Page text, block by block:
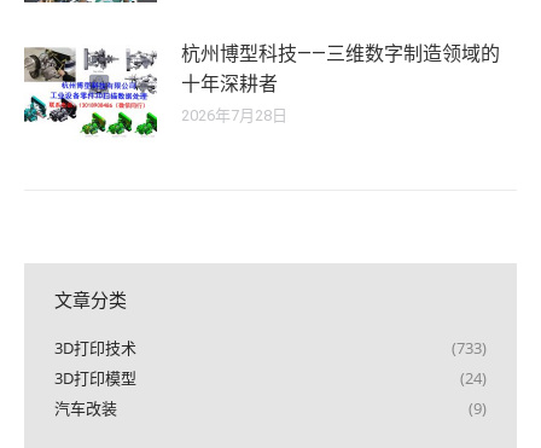
杭州博型科技——三维数字制造领域的
十年深耕者
2026年7月28日
文章分类
3D打印技术
(733)
3D打印模型
(24)
汽车改装
(9)